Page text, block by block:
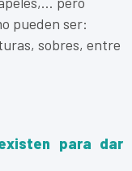
pueden ser:
sobres, entre
para dar